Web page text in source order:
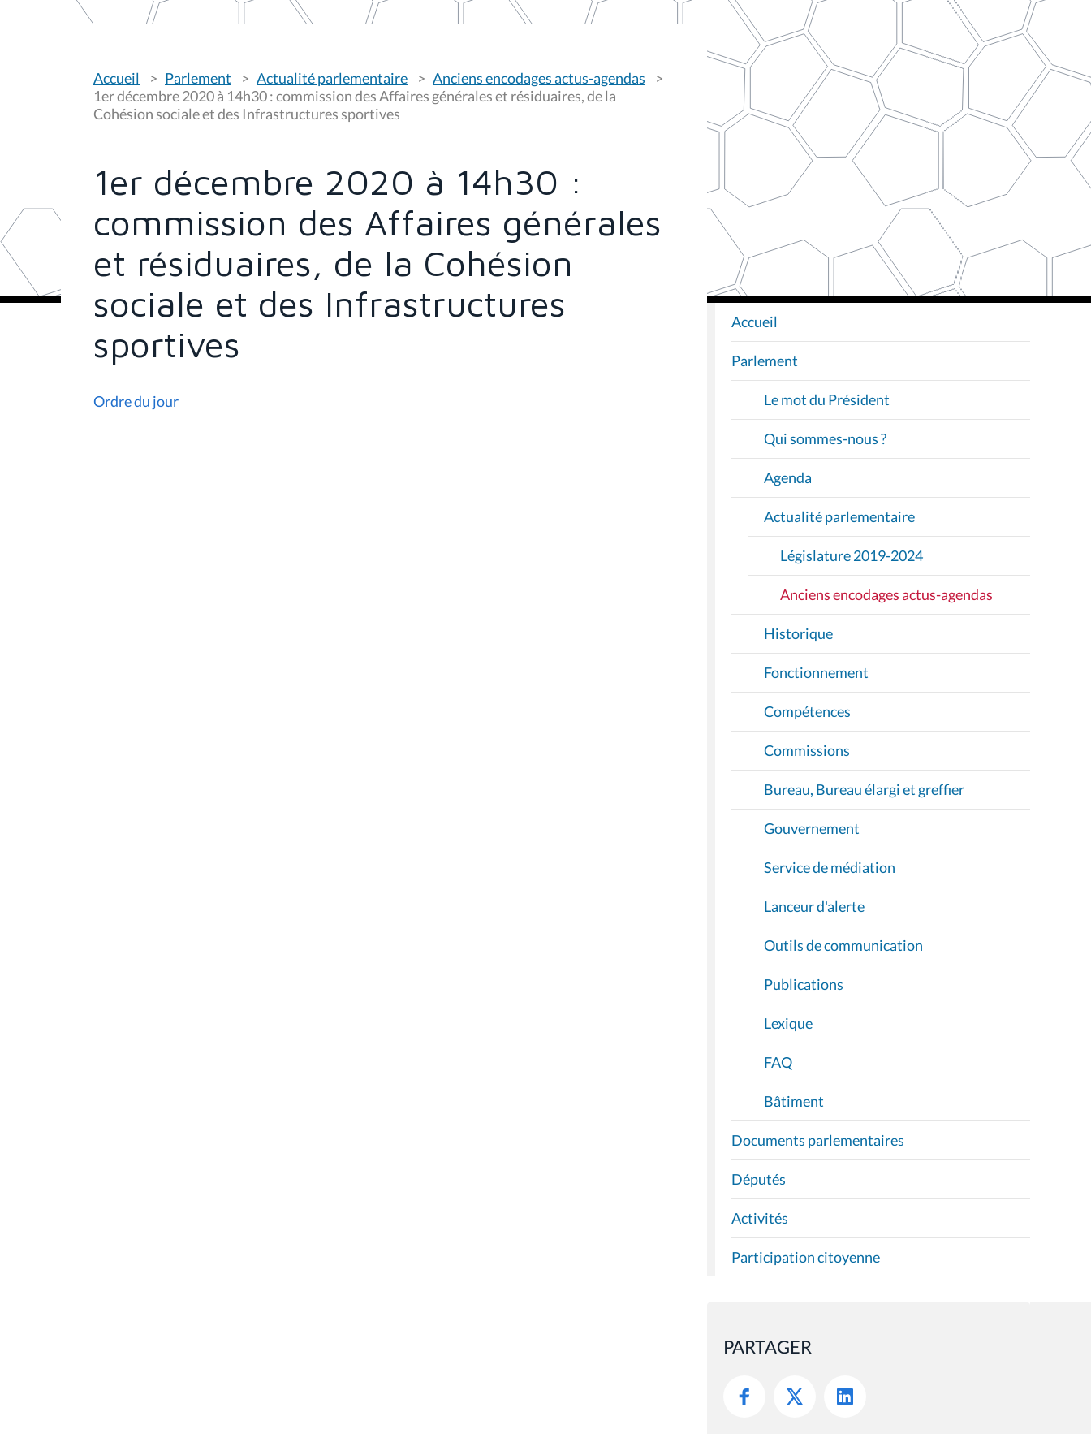
o
u
s
ê
:
Accueil Parlement Actualité parlementaire
Anciens encodages actus-agendas
1er décembre 2020 à 14h30 : commission des Affaires générales et résiduaires, de la
Cohésion sociale et des Infrastructures sportives
1er décembre 2020 à 14h30 :
commission des Affaires générales
et résiduaires, de la Cohésion
sociale et des Infrastructures
sportives
Ordre du jour
N
A
V
G
T
O
Accueil
Parlement
Le mot du Président
Qui sommes-nous ?
Agenda
Actualité parlementaire
Législature 2019-2024
Anciens encodages actus-agendas
Historique
Fonctionnement
Compétences
Commissions
Bureau, Bureau élargi et greffier
Gouvernement
Service de médiation
Lanceur d'alerte
Outils de communication
Publications
Lexique
FAQ
Bâtiment
Documents parlementaires
Députés
Activités
Participation citoyenne
PARTAGER